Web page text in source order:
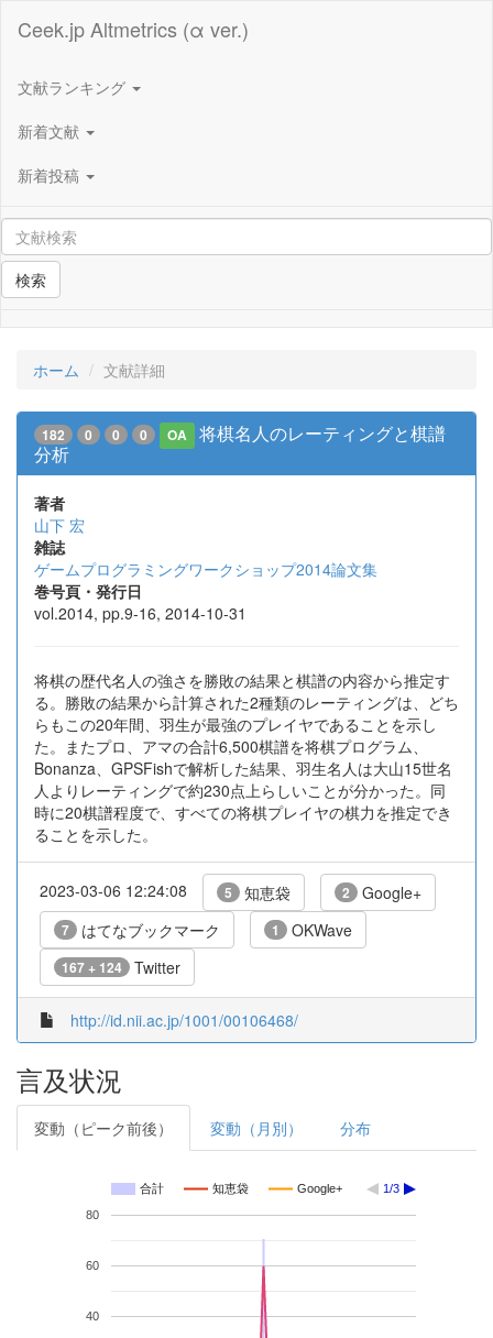
Ceek.jp Altmetrics (α ver.)
文献ランキング
新着文献
新着投稿
検索
ホーム 文献詳細
182 0 0 0 OA
将棋名人のレーティングと棋譜
分析
著者
山下 宏
雑誌
ゲームプログラミングワークショップ2014論文集
巻号頁・発行日
vol.2014, pp.9-16, 2014-10-31
将棋の歴代名人の強さを勝敗の結果と棋譜の内容から推定す
る。勝敗の結果から計算された2種類のレーティングは、どち
らもこの20年間、羽生が最強のプレイヤであることを示し
た。またプロ、アマの合計6,500棋譜を将棋プログラム、
Bonanza、GPSFishで解析した結果、羽生名人は大山15世名
人よりレーティングで約230点上らしいことが分かった。同
時に20棋譜程度で、すべての将棋プレイヤの棋力を推定でき
ることを示した。
2023-03-06 12:24:08 5 知恵袋 2 Google+
7 はてなブックマーク 1 OKWave
167 + 124 Twitter
http://id.nii.ac.jp/1001/00106468/
言及状況
変動（ピーク前後） 変動（月別） 分布
合計 知恵袋 Google+ 1/3
40
60
80